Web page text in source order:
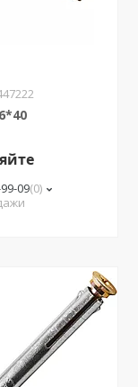
09 0